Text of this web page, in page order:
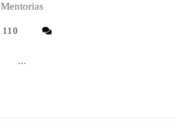
Mentorias
110
...